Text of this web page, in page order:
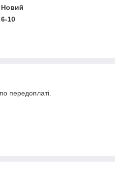
Новий
6-10
передоплаті.